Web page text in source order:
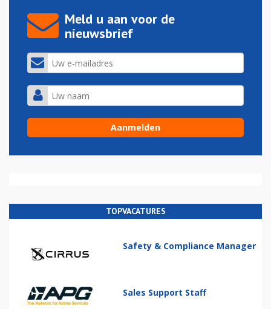
Meld u aan voor de
nieuwsbrief
TOPVACATURES
Safety & Compliance Manager
Sales Support Staff